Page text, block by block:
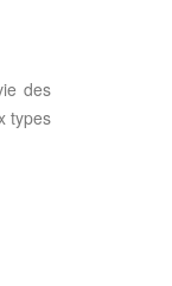
des
types